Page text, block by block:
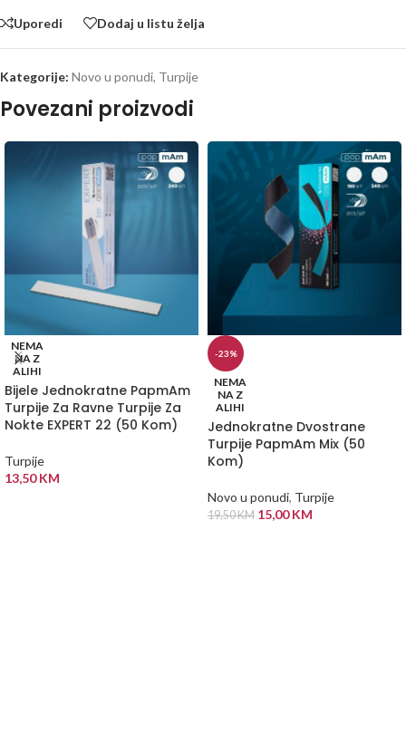
Uporedi Dodaj u listu želja
Kategorije: Novo u ponudi, Turpije
Povezani proizvodi
NEMA
NA Z
ALIHI
Bijele Jednokratne PapmAm
Turpije Za Ravne Turpije Za
Nokte EXPERT 22 (50 Kom)
Turpije
13,50KM
-23%
NEMA
NA Z
ALIHI
Jednokratne Dvostrane
Turpije PapmAm Mix (50
Kom)
Novo u ponudi, Turpije
19,50KM 15,00KM